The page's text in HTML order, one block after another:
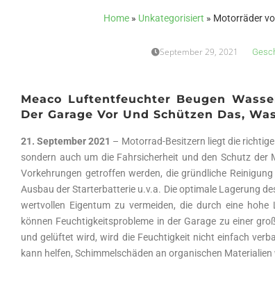
Home» Unkategorisiert » Motorräder
September 29, 2021
Meaco Luftentfeuchter Beugen
Der Garage Vor Und Schützen Das,
21. September 2021 – Motorrad-Besitzern liegt die
sondern auch um die Fahrsicherheit und den Schutz
Vorkehrungen getroffen werden, die gründliche
Ausbau der Starterbatterie u.v.a. Die optimale Lagerung
wertvollen Eigentum zu vermeiden, die durch eine
können Feuchtigkeitsprobleme in der Garage zu einer
und gelüftet wird, wird die Feuchtigkeit nicht einfach
kann helfen, Schimmelschäden an organischen